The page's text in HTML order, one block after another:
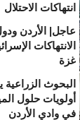
انتهاكات الاحتلال
عاجل| الأردن
الانتهاكات
غزة
البحوث
أولويات حلول
في وادي الأردن